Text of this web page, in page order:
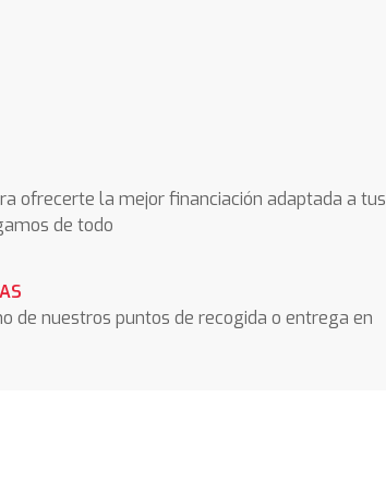
ofrecerte la mejor financiación adaptada a tus
de todo
de nuestros puntos de recogida o entrega en